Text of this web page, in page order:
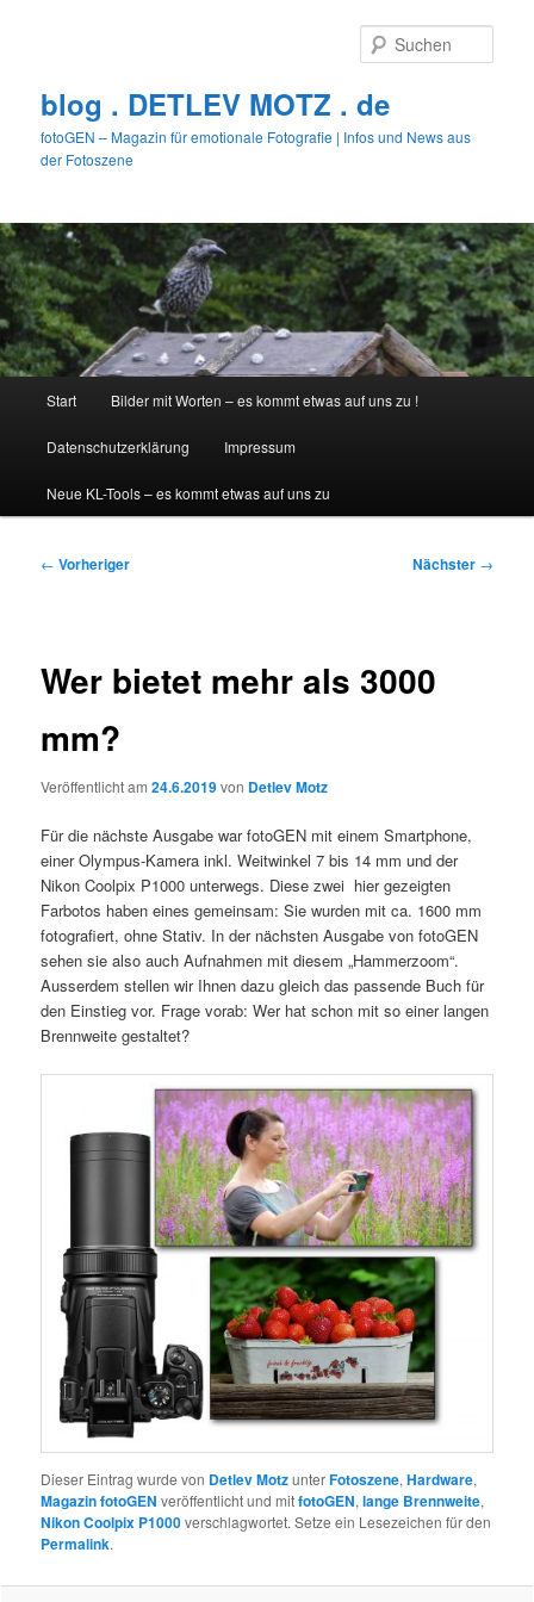
blog . DETLEV MOTZ . de
fotoGEN – Magazin für emotionale Fotografie | Infos und News aus
der Fotoszene
Start Bilder mit Worten – es kommt etwas auf uns zu !
Datenschutzerklärung Impressum
Neue KL-Tools – es kommt etwas auf uns zu
Beitragsnavigation
← Vorheriger Nächster →
Wer bietet mehr als 3000
mm?
Veröffentlicht am24.6.2019von Detlev Motz
Für die nächste Ausgabe war fotoGEN mit einem Smartphone,
einer Olympus-Kamera inkl. Weitwinkel 7 bis 14 mm und der
Nikon Coolpix P1000 unterwegs. Diese zwei hier gezeigten
Farbotos haben eines gemeinsam: Sie wurden mit ca. 1600 mm
fotografiert, ohne Stativ. In der nächsten Ausgabe von fotoGEN
sehen sie also auch Aufnahmen mit diesem „Hammerzoom“.
Ausserdem stellen wir Ihnen dazu gleich das passende Buch für
den Einstieg vor. Frage vorab: Wer hat schon mit so einer langen
Brennweite gestaltet?
Dieser Eintrag wurde von Detlev MotzunterFotoszene,Hardware,
Magazin fotoGEN veröffentlicht und mitfotoGEN,lange Brennweite,
Nikon Coolpix P1000verschlagwortet. Setze ein Lesezeichen für den
Permalink.